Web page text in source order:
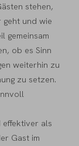
stehen,
geht und wie
gemeinsam
ob es Sinn
weiterhin zu
zu setzen.
effektiver als
Gast im